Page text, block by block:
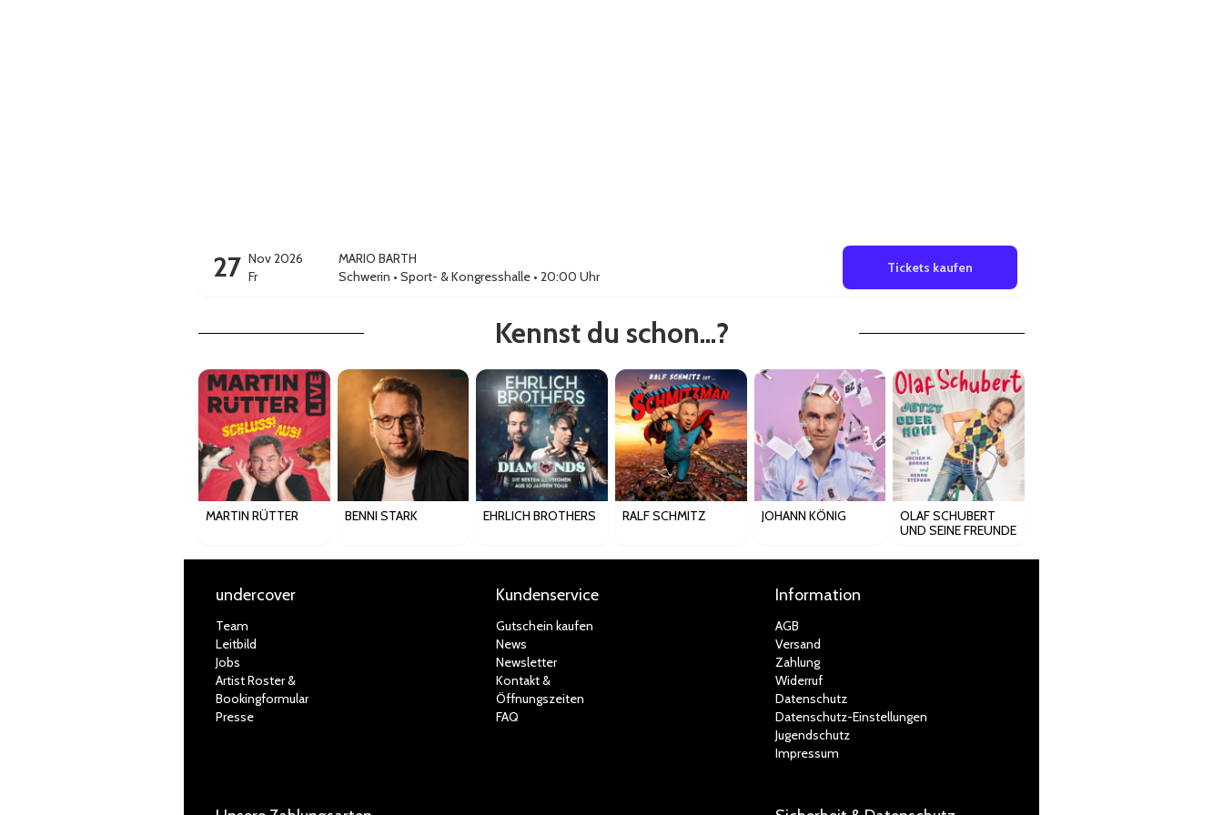
27 Nov 2026
Fr
MARIO BARTH
Schwerin •Sport- & Kongresshalle • 20:00 Uhr
Tickets kaufen
Kennst du schon...?
MARTIN RÜTTER BENNI STARK EHRLICH BROTHERS RALF SCHMITZ JOHANN KÖNIG
OLAF SCHUBERT
UND SEINE FREUNDE
undercover
Team
Leitbild
Jobs
Artist Roster &
Bookingformular
Presse
Kundenservice
Gutschein kaufen
News
Newsletter
Kontakt &
Öffnungszeiten
FAQ
Information
AGB
Versand
Zahlung
Widerruf
Datenschutz
Datenschutz-Einstellungen
Jugendschutz
Impressum